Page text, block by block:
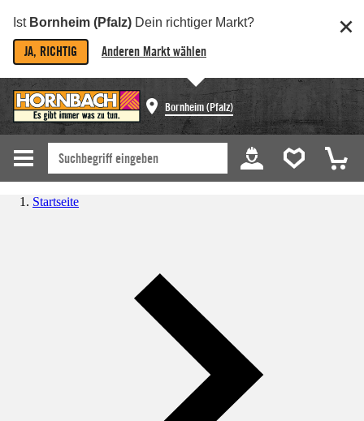
Ist Bornheim (Pfalz) Dein richtiger Markt?
JA, RICHTIG Anderen Markt wählen
Bornheim (Pfalz)
Startseite